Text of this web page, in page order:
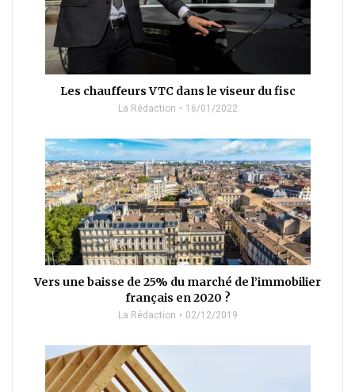
Les chauffeurs VTC dans le viseur du fisc
La Rédaction 16/01/2022
Vers une baisse de 25% du marché de l’immobilier
français en 2020 ?
La Rédaction 02/12/2019